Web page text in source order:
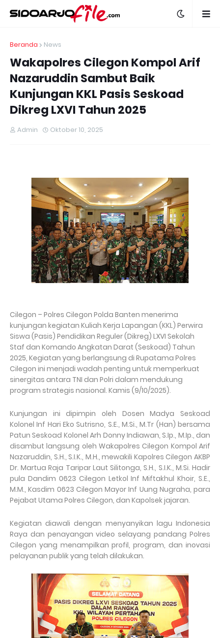
Beranda News
Wakapolres Cilegon Kompol Arif
Nazaruddin Sambut Baik
Kunjungan KKL Pasis Seskoad
Dikreg LXVI Tahun 2025
Admin Oktober 10, 2025
Cilegon – Polres Cilegon Polda Banten menerima
kunjungan kegiatan Kuliah Kerja Lapangan (KKL) Perwira
Siswa (Pasis) Pendidikan Reguler (Dikreg) LXVI Sekolah
Staf dan Komando Angkatan Darat (Seskoad) Tahun
2025, Kegiatan yang berlangsung di Rupatama Polres
Cilegon ini menjadi wadah penting untuk memperkuat
sinergitas antara TNI dan Polri dalam mendukung
program strategis nasional. Kamis (9/10/2025).
Kunjungan ini dipimpin oleh Dosen Madya Seskoad
Kolonel Inf Hari Eko Sutrisno, S.E., M.Si., M.Tr (Han) bersama
Patun Seskoad Kolonel Arh Donny Indiawan, S.Ip., M.Ip., dan
disambut langsung oleh Wakapolres Cilegon Kompol Arif
Nazaruddin, S.H., S.I.K., M.H., mewakili Kapolres Cilegon AKBP
Dr. Martua Raja Taripar Laut Silitonga, S.H., S.I.K., M.Si. Hadir
pula Dandim 0623 Cilegon Letkol Inf Miftakhul Khoir, S.E.,
M.M., Kasdim 0623 Cilegon Mayor Inf Uung Nugraha, para
Pejabat Utama Polres Cilegon, dan Kapolsek jajaran.
Kegiatan diawali dengan menyanyikan lagu Indonesia
Raya dan penayangan video selayang pandang Polres
Cilegon yang menampilkan profil, program, dan inovasi
pelayanan publik yang telah dilakukan.